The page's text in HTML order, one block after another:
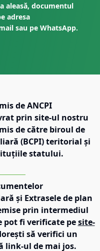
aleasă, documentul
adresa
sau pe WhatsApp.
de ANCPI
prin site-ul nostru
de către biroul de
(BCPI) teritorial și
statului.
și Extrasele de plan
prin intermediul
pot fi verificate pe site-
să verifici un
link-ul de mai jos.